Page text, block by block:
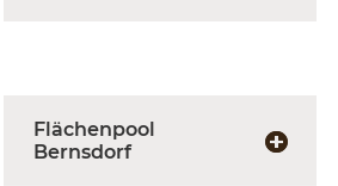
Flächenpool
Bernsdorf